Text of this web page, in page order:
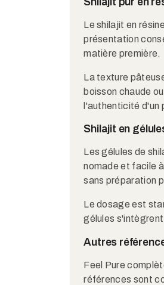
Le shilajit en
présentation
matière première.
La texture
boisson chaude
l'authenticité d'un
Shilajit en
Les gélules de
nomade et facile
sans préparation
Le dosage est
gélules s'intègrent
Autres
Feel Pure
références sont